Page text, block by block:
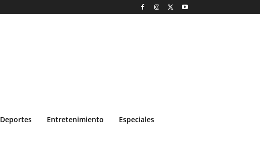
Deportes Entretenimiento Especiales